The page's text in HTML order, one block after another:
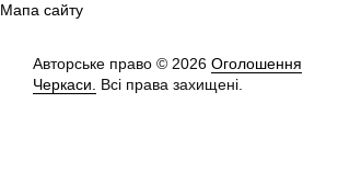
Мапа сайту
Авторське право © 2026 Оголошення
Черкаси.
Всі права захищені.